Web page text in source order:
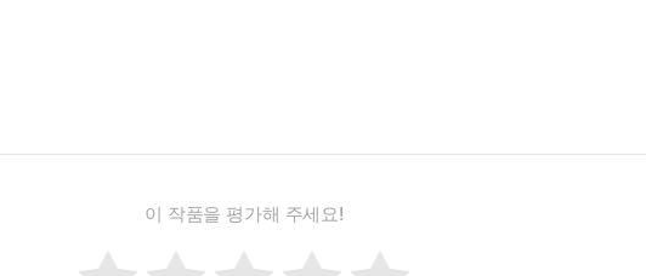
이 작품을 평가해 주세요!